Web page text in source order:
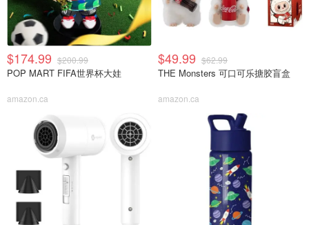
$174.99 $200.99
POP MART FIFA世界杯大娃
amazon.ca
$49.99 $62.99
THE Monsters 可口可乐搪胶盲盒
amazon.ca